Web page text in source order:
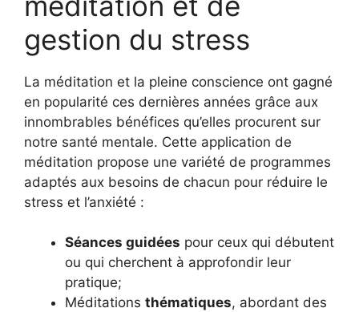
gestion du stress
La méditation et la pleine conscience ont gagné
en popularité ces dernières années grâce aux
innombrables bénéfices qu’elles procurent sur
notre santé mentale. Cette application de
méditation propose une variété de programmes
adaptés aux besoins de chacun pour réduire le
stress et l’anxiété :
Séances guidées pour ceux qui débutent
ou qui cherchent à approfondir leur
pratique;
Méditations thématiques, abordant des